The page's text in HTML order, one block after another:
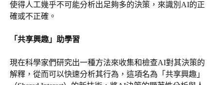
使得人工幾乎不可能分析出足夠多的決策，來識別AI的正
確或不正確。
「共享興趣」助學習
現在科學家們研究出一種方法來收集和檢查AI對其決策的
解釋，從而可以快速分析其行為，這項名為「共享興趣」